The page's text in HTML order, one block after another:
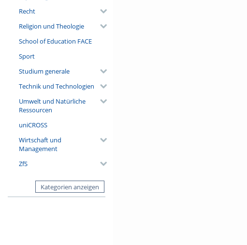
Recht
Religion und Theologie
School of Education FACE
Sport
Studium generale
Technik und Technologien
Umwelt und Natürliche
Ressourcen
uniCROSS
Wirtschaft und
Management
ZfS
Kategorien anzeigen